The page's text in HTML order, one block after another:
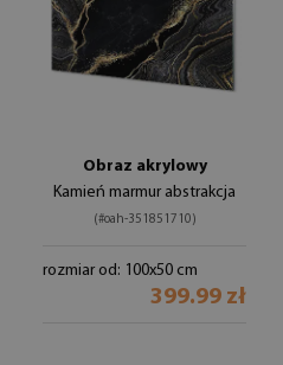
Obraz akrylowy
Kamień marmur abstrakcja
(#oah-351851710)
rozmiar od: 100x50 cm
399.99 zł